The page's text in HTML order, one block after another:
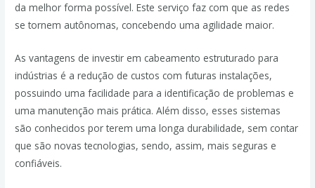
da melhor forma possível. Este serviço faz com que as redes
se tornem autônomas, concebendo uma agilidade maior.
As vantagens de investir em cabeamento estruturado para
indústrias é a redução de custos com futuras instalações,
possuindo uma facilidade para a identificação de problemas e
uma manutenção mais prática. Além disso, esses sistemas
são conhecidos por terem uma longa durabilidade, sem contar
que são novas tecnologias, sendo, assim, mais seguras e
confiáveis.